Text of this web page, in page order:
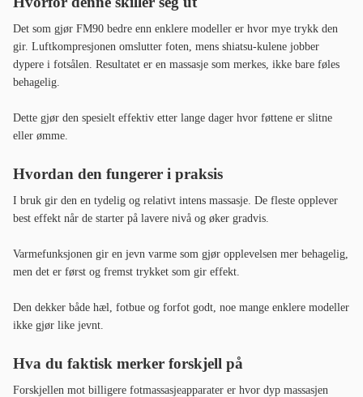
Det som gjør FM90 bedre enn enklere modeller er hvor mye trykk den
gir. Luftkompresjonen omslutter foten, mens shiatsu-kulene jobber
dypere i fotsålen. Resultatet er en massasje som merkes, ikke bare føles
behagelig.
Dette gjør den spesielt effektiv etter lange dager hvor føttene er slitne
eller ømme.
Hvordan den fungerer i praksis
I bruk gir den en tydelig og relativt intens massasje. De fleste opplever
best effekt når de starter på lavere nivå og øker gradvis.
Varmefunksjonen gir en jevn varme som gjør opplevelsen mer behagelig,
men det er først og fremst trykket som gir effekt.
Den dekker både hæl, fotbue og forfot godt, noe mange enklere modeller
ikke gjør like jevnt.
Hva du faktisk merker forskjell på
Forskjellen mot billigere fotmassasjeapparater er hvor dyp massasjen